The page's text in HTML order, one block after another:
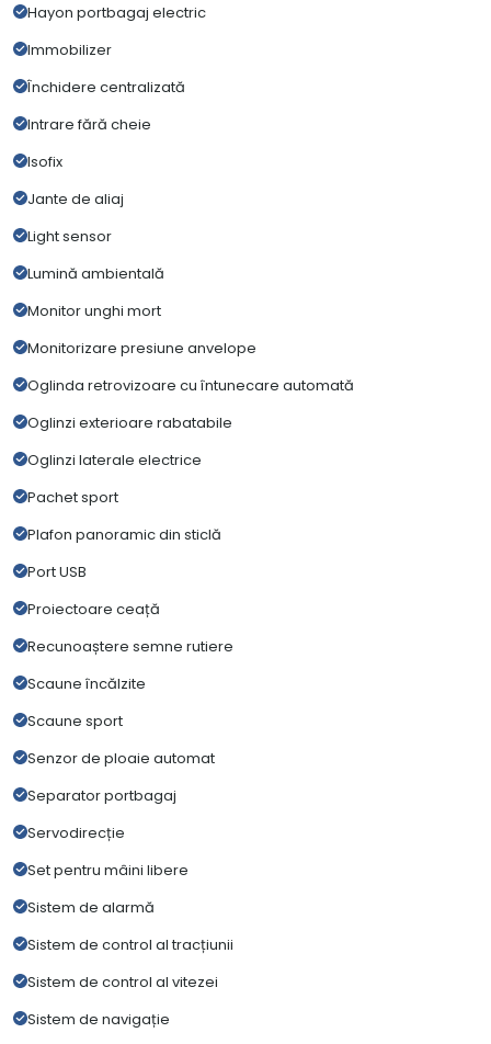
Hayon portbagaj electric
Immobilizer
Închidere centralizată
Intrare fără cheie
Isofix
Jante de aliaj
Light sensor
Lumină ambientală
Monitor unghi mort
Monitorizare presiune anvelope
Oglinda retrovizoare cu întunecare automată
Oglinzi exterioare rabatabile
Oglinzi laterale electrice
Pachet sport
Plafon panoramic din sticlă
Port USB
Proiectoare ceață
Recunoaștere semne rutiere
Scaune încălzite
Scaune sport
Senzor de ploaie automat
Separator portbagaj
Servodirecție
Set pentru mâini libere
Sistem de alarmă
Sistem de control al tracțiunii
Sistem de control al vitezei
Sistem de navigație